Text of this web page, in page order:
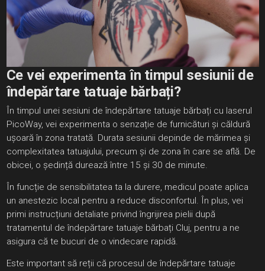
Ce vei experimenta în timpul sesiunii de
îndepărtare tatuaje bărbați?
În timpul unei sesiuni de îndepărtare tatuaje bărbați cu laserul
PicoWay, vei experimenta o senzație de furnicături și căldură
ușoară în zona tratată. Durata sesiunii depinde de mărimea și
complexitatea tatuajului, precum și de zona în care se află. De
obicei, o ședință durează între 15 și 30 de minute.
În funcție de sensibilitatea ta la durere, medicul poate aplica
un anestezic local pentru a reduce disconfortul. În plus, vei
primi instrucțiuni detaliate privind îngrijirea pielii după
tratamentul de îndepărtare tatuaje bărbați Cluj, pentru a ne
asigura că te bucuri de o vindecare rapidă.
Este important să reții că procesul de îndepărtare tatuaje